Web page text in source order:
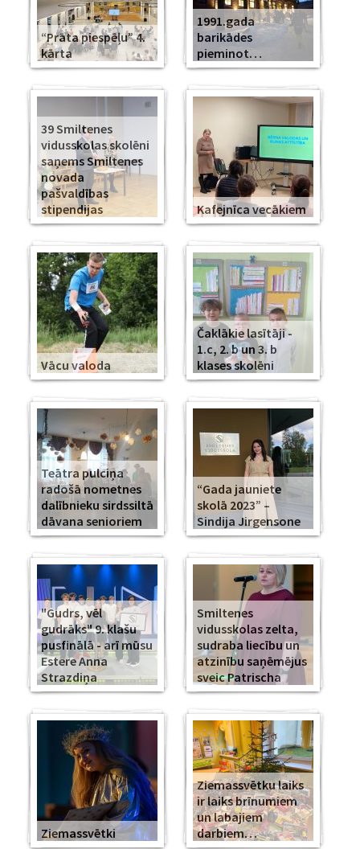
“Prāta piespēļu” 4.
kārta
1991.gada
barikādes
pieminot…
39 Smiltenes
vidusskolas skolēni
saņems Smiltenes
novada
pašvaldības
stipendijas
Kafejnīca vecākiem
Vācu valoda
Čaklākie lasītāji -
1.c, 2. b un 3. b
klases skolēni
Teātra pulciņa
radošā nometnes
dalībnieku sirdssiltā
dāvana senioriem
“Gada jauniete
skolā 2023” –
Sindija Jirgensone
"Gudrs, vēl
gudrāks" 9. klašu
pusfinālā - arī mūsu
Estere Anna
Strazdiņa
Smiltenes
vidusskolas zelta,
sudraba liecību un
atzinību saņēmējus
sveic Patrischa
Ziemassvētki
Ziemassvētku laiks
ir laiks brīnumiem
un labajiem
darbiem…